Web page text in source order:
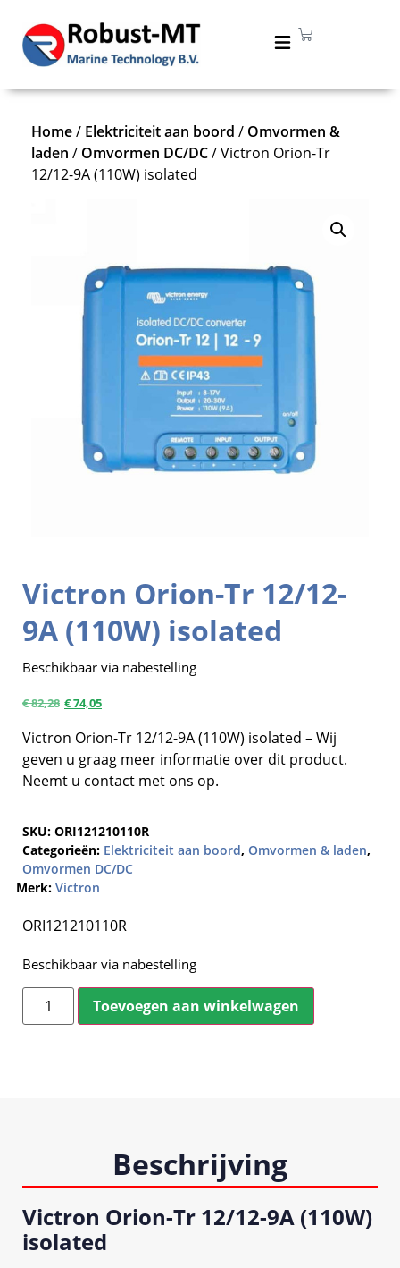
Victron Orion-Tr 12/12-
9A (110W) isolated
Beschikbaar via nabestelling
€82,28 €74,05
Victron Orion-Tr 12/12-9A (110W) isolated – Wij
geven u graag meer informatie over dit product.
Neemt u contact met ons op.
SKU: ORI121210110R
Categorieën: Elektriciteit aan boord, Omvormen & laden,
Omvormen DC/DC
Merk: Victron
ORI121210110R
Beschikbaar via nabestelling
Toevoegen aan winkelwagen
Home/ Elektriciteit aan boord / Omvormen &
laden / Omvormen DC/DC/ Victron Orion-Tr
12/12-9A (110W) isolated
Beschrijving
Victron Orion-Tr 12/12-9A (110W)
isolated